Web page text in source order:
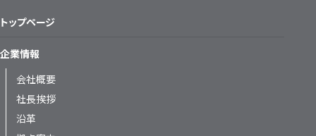
トップページ
企業情報
会社概要
社長挨拶
沿革